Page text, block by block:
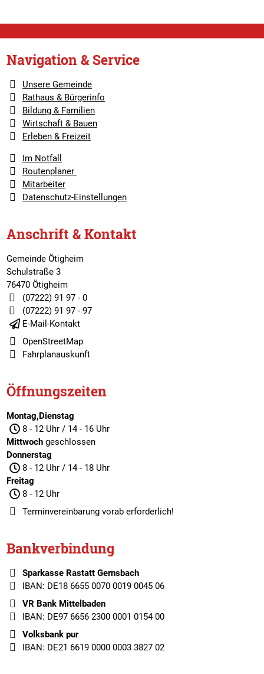
Navigation & Service
Unsere Gemeinde
Rathaus & Bürgerinfo
Bildung & Familien
Wirtschaft & Bauen
Erleben & Freizeit
Im Notfall
Routenplaner
Mitarbeiter
Datenschutz-Einstellungen
Anschrift & Kontakt
Gemeinde Ötigheim
Schulstraße 3
76470 Ötigheim
(07222) 91 97 - 0
(07222) 91 97 - 97
E-Mail-Kontakt
OpenStreetMap
Fahrplanauskunft
Öffnungszeiten
Montag,Dienstag
8 - 12 Uhr / 14 - 16 Uhr
Mittwochgeschlossen
Donnerstag
8 - 12 Uhr / 14 - 18 Uhr
Freitag
8 - 12 Uhr
Terminvereinbarungvorab erforderlich!
Bankverbindung
Sparkasse Rastatt Gernsbach
IBAN: DE18 6655 0070 0019 0045 06
VR Bank Mittelbaden
IBAN: DE97 6656 2300 0001 0154 00
Volksbank pur
IBAN: DE21 6619 0000 0003 3827 02